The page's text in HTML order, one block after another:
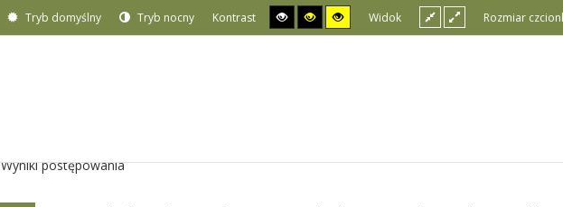
Tryb domyślny Tryb nocny Kontrast Widok Rozmiar
Wyniki postępowania